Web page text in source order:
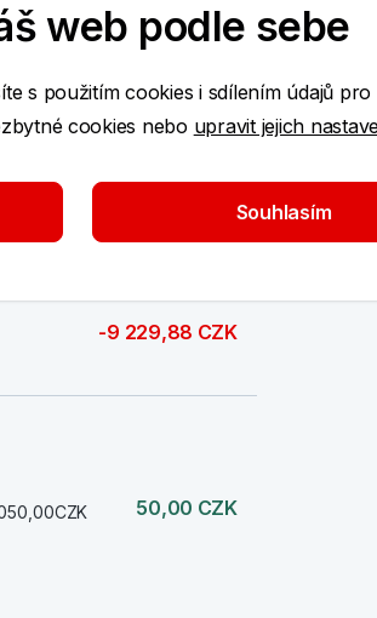
-477 091,00 CZK
-9 229,88 CZK
50,00 CZK
web podle sebe
s použitím cookies i sdílením údajů
cookies nebo upravit jejich
Souhlasím